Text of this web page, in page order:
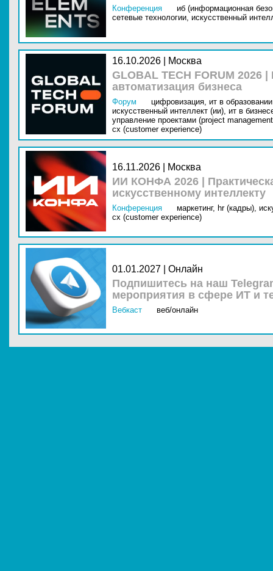
Конференция
иб (информационная
сетевые технологии, искусственный
16.10.2026 | Москва
GLOBAL TECH FORUM
автоматизация бизнеса
Форум цифровизация, ит в
искусственный интеллект (ии), ит в
управление проектами (project
cx (customer experience)
16.11.2026 | Москва
ИИ КОНФА 2026 |
искусственному интеллекту
Конференция маркетинг, hr (кадры),
cx (customer experience)
01.01.2027 | Онлайн
Подпишитесь на наш
мероприятия в сфере ИТ и
Вебкаст веб/онлайн